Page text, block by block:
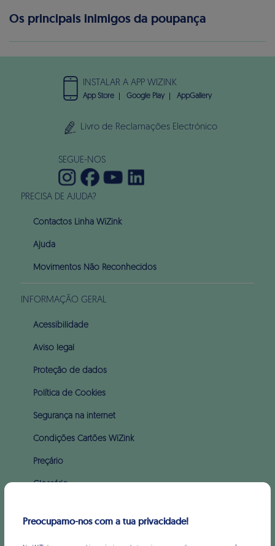
Os principais inimigos da poupança
PRECISA DE AJUDA?
Contactos Linha WiZink
Ajuda
Movimentos Não Reconhecidos
INFORMAÇÃO GERAL
Acessibilidade
Aviso legal
Proteção de dados
Política de Cookies
Segurança na internet
Condições Cartões WiZink
Preçário
Glossário
INSTALAR A APP WIZINK
App Store Google Play AppGallery
Livro de Reclamações Electrónico
SEGUE-NOS
Preocupamo-nos com a tua privacidade!